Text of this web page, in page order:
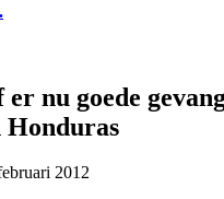
nu goede
Honduras
2012